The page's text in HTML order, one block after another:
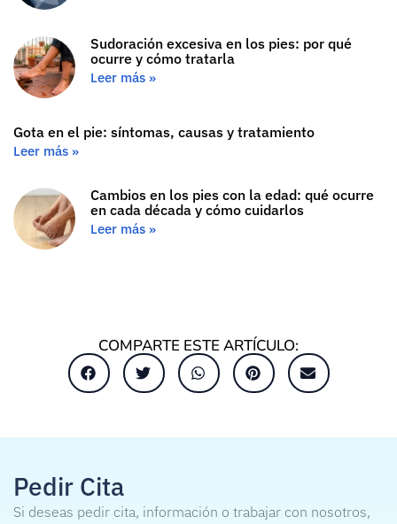
Sudoración excesiva en los pies: por qué
ocurre y cómo tratarla
Leer más »
Gota en el pie: síntomas, causas y tratamiento
Leer más »
Cambios en los pies con la edad: qué ocurre
en cada década y cómo cuidarlos
Leer más »
COMPARTE ESTE ARTÍCULO:
Pedir Cita
Si deseas pedir cita, información o trabajar con nosotros,